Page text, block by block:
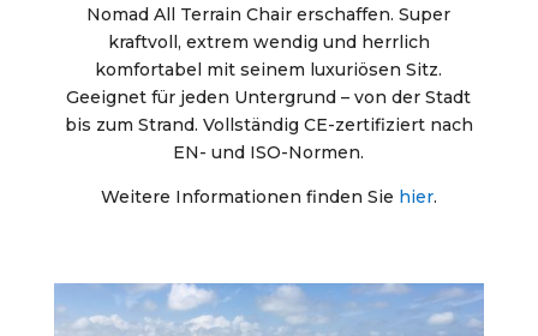
Nomad All Terrain Chair erschaffen. Super
kraftvoll, extrem wendig und herrlich
komfortabel mit seinem luxuriösen Sitz.
Geeignet für jeden Untergrund – von der Stadt
bis zum Strand. Vollständig CE-zertifiziert nach
EN- und ISO-Normen.
Weitere Informationen finden Sie hier.